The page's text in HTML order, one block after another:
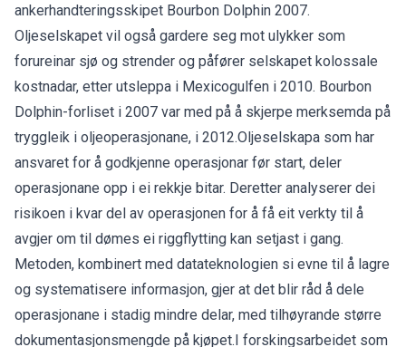
ankerhandteringsskipet Bourbon Dolphin 2007.
Oljeselskapet vil også gardere seg mot ulykker som
forureinar sjø og strender og påfører selskapet kolossale
kostnadar, etter utsleppa i Mexicogulfen i 2010. Bourbon
Dolphin-forliset i 2007 var med på å skjerpe merksemda på
tryggleik i oljeoperasjonane, i 2012.Oljeselskapa som har
ansvaret for å godkjenne operasjonar før start, deler
operasjonane opp i ei rekkje bitar. Deretter analyserer dei
risikoen i kvar del av operasjonen for å få eit verkty til å
avgjer om til dømes ei riggflytting kan setjast i gang.
Metoden, kombinert med datateknologien si evne til å lagre
og systematisere informasjon, gjer at det blir råd å dele
operasjonane i stadig mindre delar, med tilhøyrande større
dokumentasjonsmengde på kjøpet.I forskingsarbeidet som